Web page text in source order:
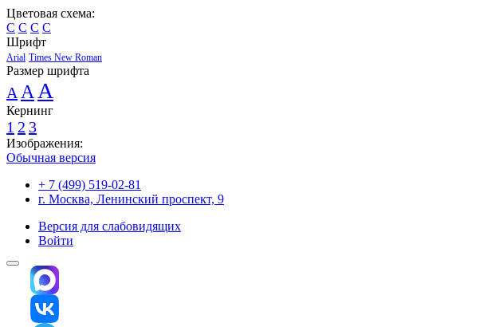
Цветовая схема:
C C C C
Шрифт
Arial Times New Roman
Размер шрифта
A A A
Кернинг
1 2 3
Изображения:
Обычная версия
+ 7 (499) 519-02-81
г. Москва, Ленинский проспект, 9
Версия для слабовидящих
Войти